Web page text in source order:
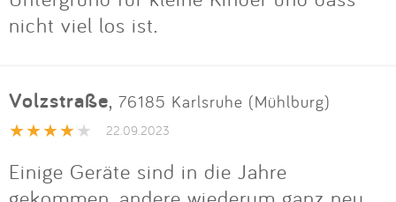
nicht viel los ist.
Volzstraße, 76185 Karlsruhe (Mühlburg)
22.09.2023
Einige Geräte sind in die Jahre